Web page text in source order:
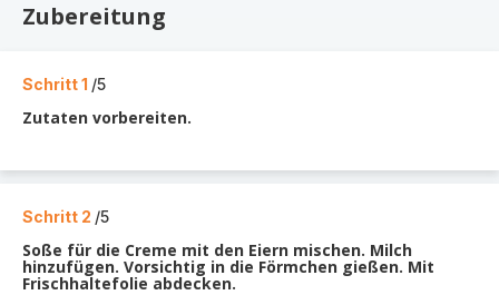
Zubereitung
Schritt 1 /5
Zutaten vorbereiten.
Schritt 2 /5
Soße für die Creme mit den Eiern mischen. Milch
hinzufügen. Vorsichtig in die Förmchen gießen. Mit
Frischhaltefolie abdecken.